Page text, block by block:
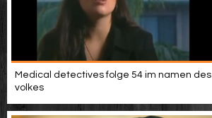
Medical detectives folge 54 im namen des
volkes